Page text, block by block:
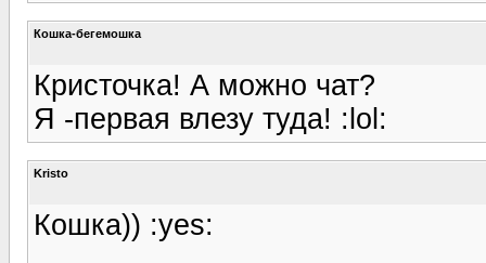
Кошка-бегемошка
Кристочка! А можно чат?
Я -первая влезу туда! :lol:
Kristo
Кошка)) :yes: